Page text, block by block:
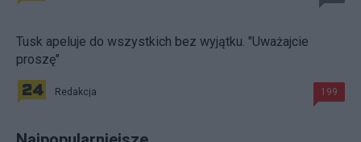
Tusk apeluje do wszystkich bez wyjątku. "Uważajcie
proszę"
Redakcja 199